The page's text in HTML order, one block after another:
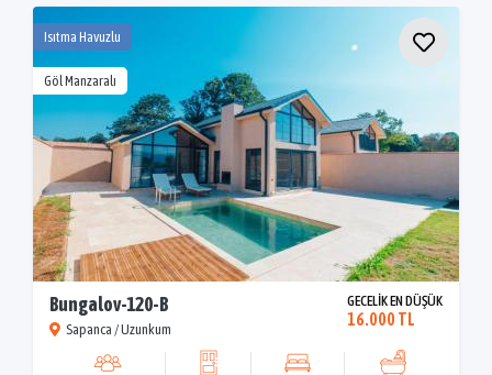
Isıtma Havuzlu
Göl Manzaralı
Bungalov-120-B
Sapanca / Uzunkum
GECELİK EN DÜŞÜK
16.000 TL